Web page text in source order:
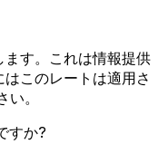
す。これは情報提供
このレートは適用さ
。
すか?